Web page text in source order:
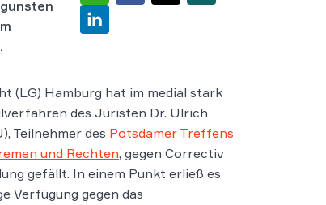
(LG) Hamburg hat im medial stark
des Juristen Dr. Ulrich
Teilnehmer des Potsdamer Treffens
und Rechten, gegen Correctiv
gefällt. In einem Punkt erließ es
Verfügung gegen das